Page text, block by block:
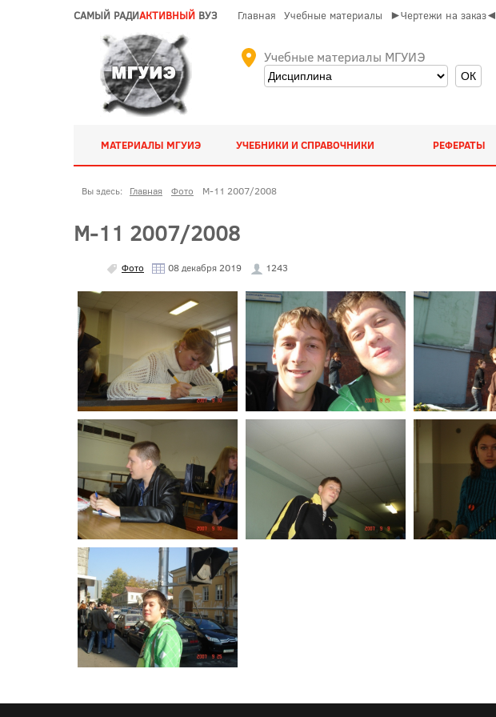
САМЫЙ РАДИАКТИВНЫЙ ВУЗ Главная Учебные материалы ►Чертежи на заказ◄
Учебные материалы МГУИЭ
МАТЕРИАЛЫ МГУИЭ УЧЕБНИКИ И СПРАВОЧНИКИ РЕФЕРАТЫ
Вы здесь: Главная Фото М-11 2007/2008
М-11 2007/2008
Фото 08 декабря 2019 1243